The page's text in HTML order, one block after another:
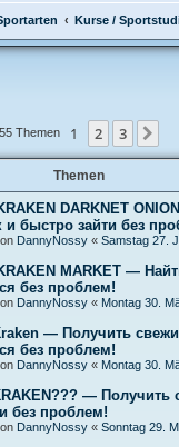
Kurse /
55 Themen 1 2 3
Themen
DARKNET
и быстро зайти без
DannyNossy « Samstag 27.
MARKET —
без проблем!
DannyNossy « Montag 30.
— Получить
без проблем!
DannyNossy « Montag 30.
— Получить
без проблем!
DannyNossy « Sonntag 29.